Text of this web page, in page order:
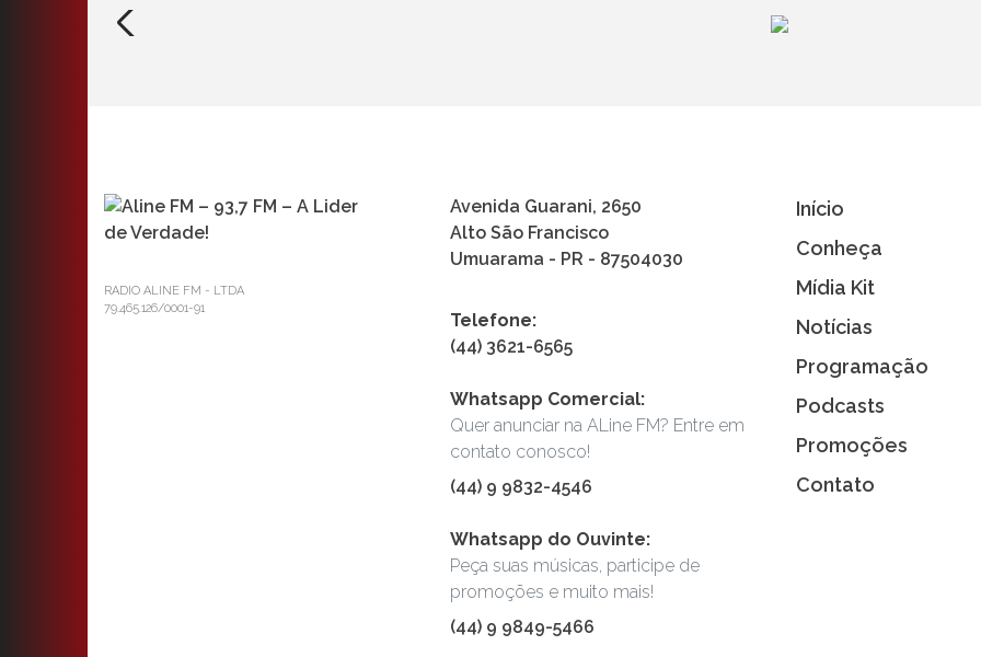
RADIO ALINE FM - LTDA
79.465.126/0001-91
Avenida Guarani, 2650
Alto São Francisco
Umuarama - PR - 87504030
Telefone:
(44) 3621-6565
Whatsapp Comercial:
Quer anunciar na ALine FM? Entre em
contato conosco!
(44) 9 9832-4546
Whatsapp do Ouvinte:
Peça suas músicas, participe de
promoções e muito mais!
(44) 9 9849-5466
Início
Conheça
Mídia Kit
Notícias
Programação
Podcasts
Promoções
Contato